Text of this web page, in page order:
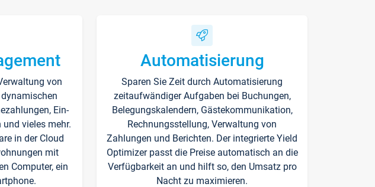
von
Ein-
vieles mehr.
in der Cloud
mit
Computer, ein
Automatisierung
Sparen Sie Zeit durch Automatisierung
zeitaufwändiger Aufgaben bei Buchungen,
Belegungskalendern, Gästekommunikation,
Rechnungsstellung, Verwaltung von
Zahlungen und Berichten. Der integrierte Yield
Optimizer passt die Preise automatisch an die
Verfügbarkeit an und hilft so, den Umsatz pro
Nacht zu maximieren.